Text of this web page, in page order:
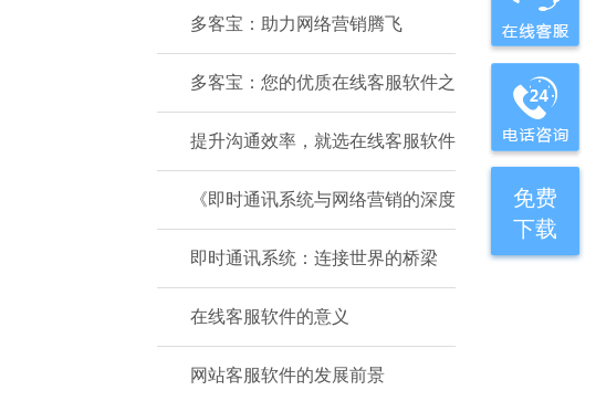
多客宝：助力网络营销腾飞
多客宝：您的优质在线客服软件之
提升沟通效率，就选在线客服软件
《即时通讯系统与网络营销的深度
即时通讯系统：连接世界的桥梁
在线客服软件的意义
网站客服软件的发展前景
免费
下载